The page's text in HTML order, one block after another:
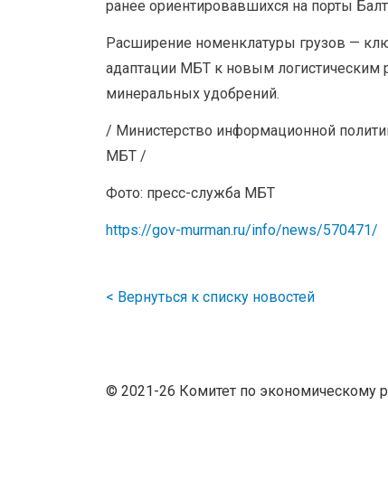
ранее ориентировавшихся на порты
Расширение номенклатуры грузов —
адаптации МБТ к новым
минеральных удобрений.
/ Министерство информационной
МБТ /
Фото: пресс-служба МБТ
https://gov-murman.ru/info/news/570471/
< Вернуться к списку новостей
© 2021-26 Комитет по экономическому